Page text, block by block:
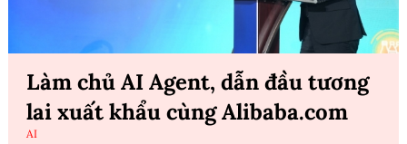
Làm chủ AI Agent, dẫn đầu tương
lai xuất khẩu cùng Alibaba.com
AI